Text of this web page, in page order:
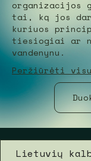
organizacijos
tai, ką jos
kuriuos
tiesiogiai ar
vandenynu.
Peržiūrėti
Lietuvių